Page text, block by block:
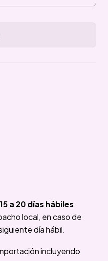
15 a 20 días hábiles
local, en caso de
día hábil.
incluyendo